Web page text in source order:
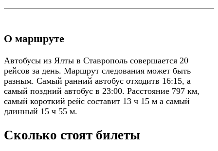
О маршруте
Автобусы из Ялты в Ставрополь совершается 20
рейсов за день. Маршрут следования может быть
разным. Самый ранний автобус отходитв 16:15, а
самый поздний автобус в 23:00. Расстояние 797 км,
самый короткий рейс составит 13 ч 15 м а самый
длинный 15 ч 55 м.
Сколько стоят билеты